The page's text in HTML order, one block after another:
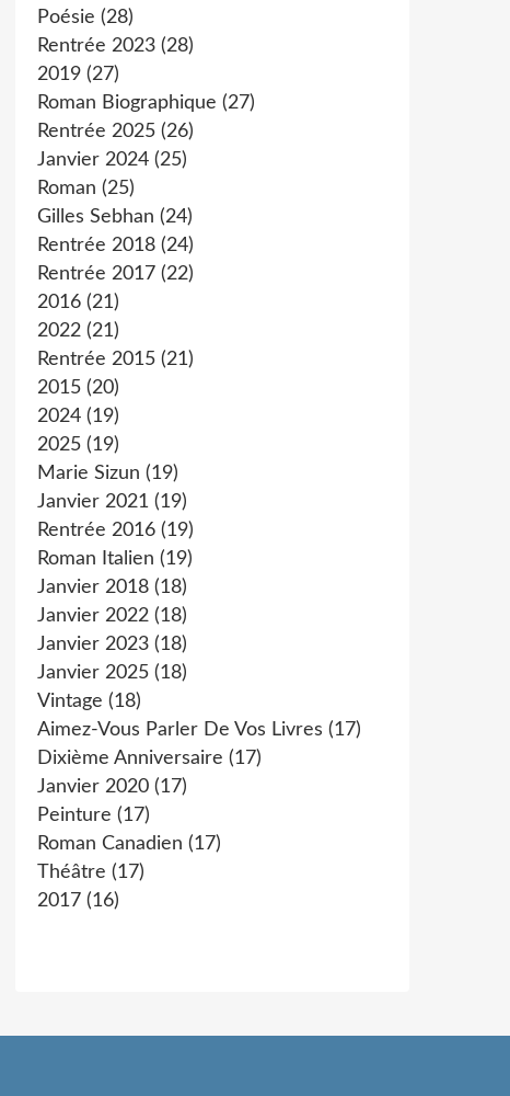
Poésie (28)
Rentrée 2023 (28)
2019 (27)
Roman Biographique (27)
Rentrée 2025 (26)
Janvier 2024 (25)
Roman (25)
Gilles Sebhan (24)
Rentrée 2018 (24)
Rentrée 2017 (22)
2016 (21)
2022 (21)
Rentrée 2015 (21)
2015 (20)
2024 (19)
2025 (19)
Marie Sizun (19)
Janvier 2021 (19)
Rentrée 2016 (19)
Roman Italien (19)
Janvier 2018 (18)
Janvier 2022 (18)
Janvier 2023 (18)
Janvier 2025 (18)
Vintage (18)
Aimez-Vous Parler De Vos Livres (17)
Dixième Anniversaire (17)
Janvier 2020 (17)
Peinture (17)
Roman Canadien (17)
Théâtre (17)
2017 (16)